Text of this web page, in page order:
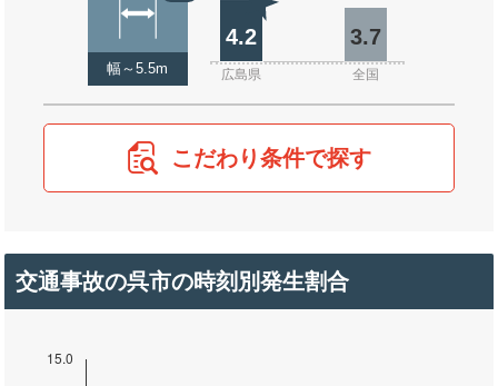
幅～5.5m
4.2 3.7
広島県 全国
こだわり条件で探す
交通事故の呉市の時刻別発生割合